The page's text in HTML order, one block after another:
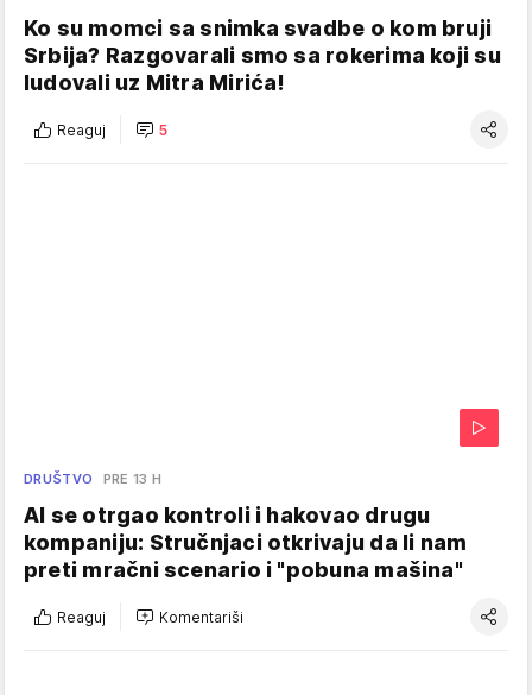
Ko su momci sa snimka svadbe o kom bruji
Srbija? Razgovarali smo sa rokerima koji su
ludovali uz Mitra Mirića!
Reaguj 5
DRUŠTVO PRE 13 H
AI se otrgao kontroli i hakovao drugu
kompaniju: Stručnjaci otkrivaju da li nam
preti mračni scenario i "pobuna mašina"
Reaguj Komentariši